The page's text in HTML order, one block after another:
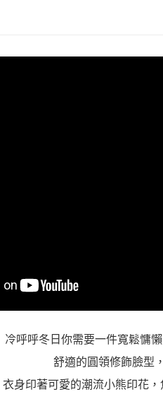
５．嚴禁
冷呼呼冬日你需要一件寬鬆慵懶
舒適的圓領修飾臉型，
衣身印著可愛的潮流小熊印花，